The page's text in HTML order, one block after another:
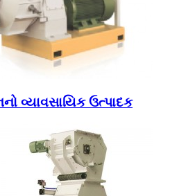
વ્યાવસાયિક ઉત્પાદક